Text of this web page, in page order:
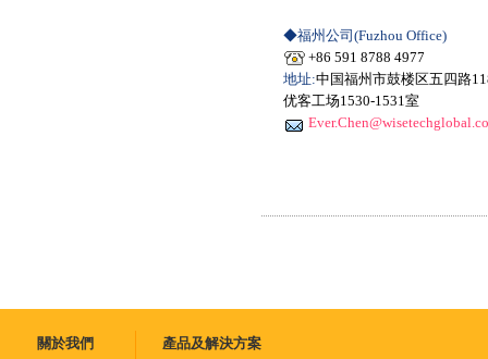
◆福州公司(Fuzhou Office)
+86 591 8788 4977
地址:中国福州市鼓楼区五四路
优客工场1530-1531室
關於我們
產品及解決方案